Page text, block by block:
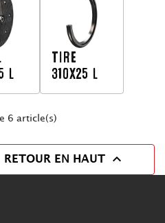
L
TIRE
310X25 L
6 article(s)
RETOUR EN HAUT 